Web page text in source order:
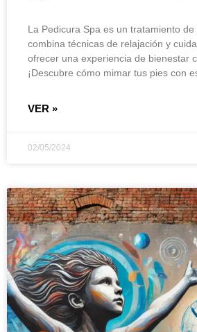
La Pedicura Spa es un tratamiento de
combina técnicas de relajación y
ofrecer una experiencia de bienestar
¡Descubre cómo mimar tus pies con
VER »
02/05/2024